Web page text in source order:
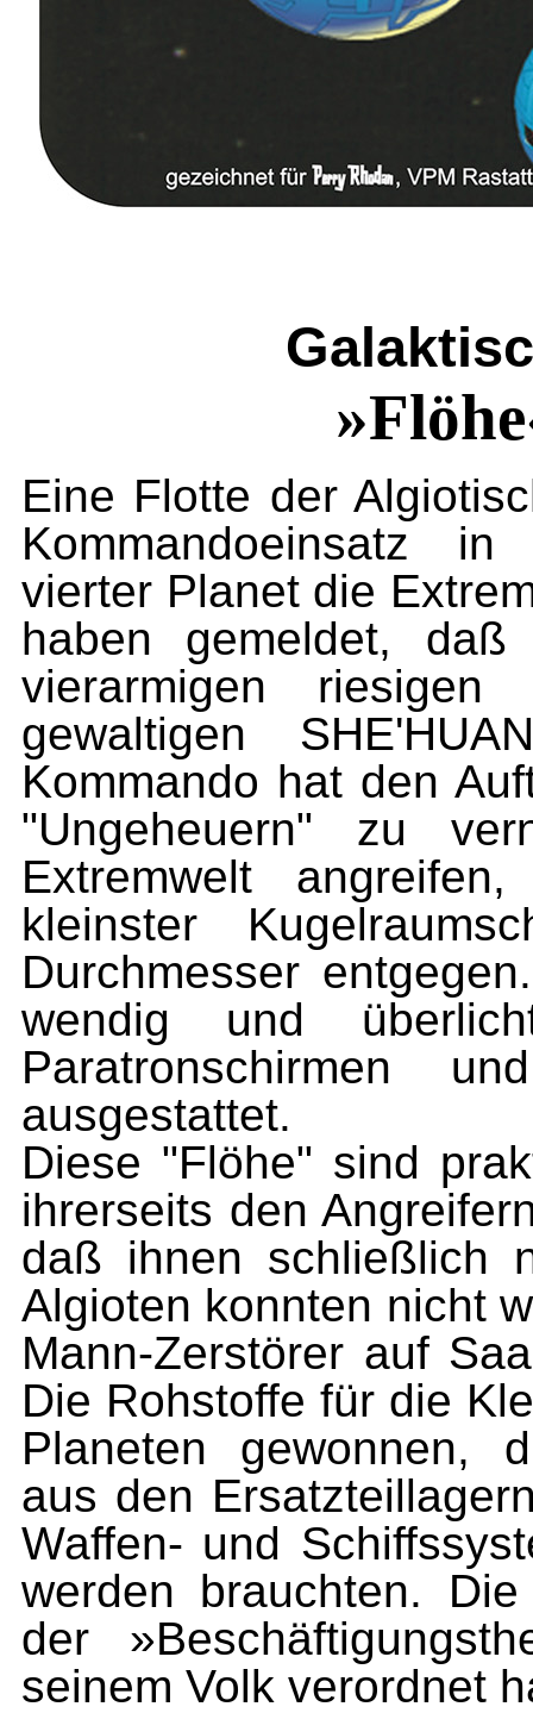
Eine Flotte der
Kommandoeinsatz
vierter Planet die
haben gemeldet,
vierarmigen riesigen
gewaltigen
Kommando hat den
"Ungeheuern" zu
Extremwelt
kleinster
Durchmesser
wendig und
Paratronschirmen
ausgestattet.
Diese "Flöhe" sind
ihrerseits den
daß ihnen schließlich
Algioten konnten nicht
Mann-Zerstörer auf
Die Rohstoffe für die
Planeten gewonnen,
aus den
Waffen- und
werden brauchten.
der
seinem Volk verordnet